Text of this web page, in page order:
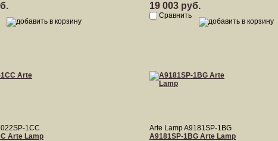
19 003 руб.
Сравнить
1CC
Arte Lamp
Arte Lamp A9181SP-1BG
A9181SP-1BG Arte Lamp